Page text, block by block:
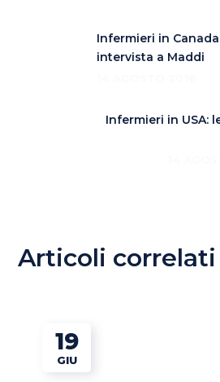
Infermieri in
intervista a Maddi
Infermieri in USA:
Articoli correlati
19
GIU